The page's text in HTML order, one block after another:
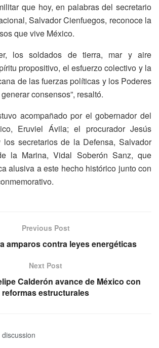
que hoy, en palabras del secretario
Salvador Cienfuegos, reconoce la
que vive México.
los soldados de tierra, mar y aire
propositivo, el esfuerzo colectivo y la
de las fuerzas políticas y los Poderes
consensos”, resaltó.
acompañado por el gobernador del
Eruviel Ávila; el procurador Jesús
los secretarios de la Defensa, Salvador
la Marina, Vidal Soberón Sanz, que
alusiva a este hecho histórico junto con
Previous Post
amparos contra leyes energéticas
Next Post
Calderón avance de México con
reformas estructurales